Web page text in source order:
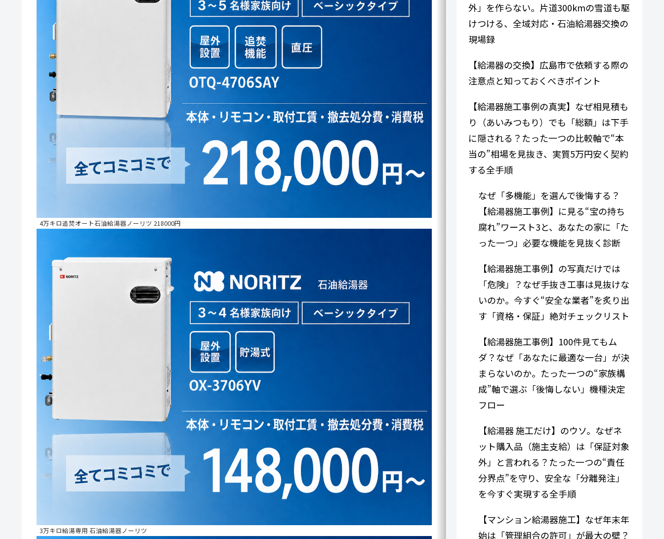
4万キロ追焚オート石油給湯器ノーリツ 218000円
3万キロ給湯専用 石油給湯器ノーリツ
外」を作らない。片道300kmの雪道も駆
けつける、全域対応・石油給湯器交換の
現場録
【給湯器の交換】広島市で依頼する際の
注意点と知っておくべきポイント
【給湯器施工事例の真実】なぜ相見積も
り（あいみつもり）でも「総額」は下手
に隠される？たった一つの比較軸で“本
当の”相場を見抜き、実質5万円安く契約
する全手順
なぜ「多機能」を選んで後悔する？
【給湯器施工事例】に見る“宝の持ち
腐れ”ワースト3と、あなたの家に「た
った一つ」必要な機能を見抜く診断
【給湯器施工事例】の写真だけでは
「危険」？なぜ手抜き工事は見抜けな
いのか。今すぐ“安全な業者”を炙り出
す「資格・保証」絶対チェックリスト
【給湯器施工事例】100件見てもム
ダ？なぜ「あなたに最適な一台」が決
まらないのか。たった一つの“家族構
成”軸で選ぶ「後悔しない」機種決定
フロー
【給湯器 施工だけ】のウソ。なぜネ
ット購入品（施主支給）は「保証対象
外」と言われる？たった一つの“責任
分界点”を守り、安全な「分離発注」
を今すぐ実現する全手順
【マンション給湯器施工】なぜ年末年
始は「管理組合の許可」が最大の壁？